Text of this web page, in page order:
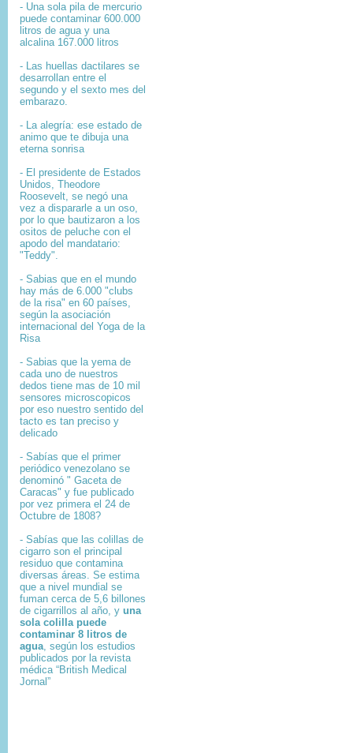
- Una sola pila de mercurio
puede contaminar 600.000
litros de agua y una
alcalina 167.000 litros
- Las huellas dactilares se
desarrollan entre el
segundo y el sexto mes del
embarazo.
- La alegría: ese estado de
animo que te dibuja una
eterna sonrisa
- El presidente de Estados
Unidos, Theodore
Roosevelt, se negó una
vez a dispararle a un oso,
por lo que bautizaron a los
ositos de peluche con el
apodo del mandatario:
"Teddy".
- Sabias que en el mundo
hay más de 6.000 "clubs
de la risa" en 60 países,
según la asociación
internacional del Yoga de la
Risa
- Sabias que la yema de
cada uno de nuestros
dedos tiene mas de 10 mil
sensores microscopicos
por eso nuestro sentido del
tacto es tan preciso y
delicado
- Sabías que el primer
periódico venezolano se
denominó " Gaceta de
Caracas" y fue publicado
por vez primera el 24 de
Octubre de 1808?
- Sabías que l as colillas de
cigarro son el principal
residuo que contamina
diversas áreas. Se estima
que a nivel mundial se
fuman cerca de 5,6 billones
de cigarrillos al año, y una
sola colilla puede
contaminar 8 litros de
agua, según los estudios
publicados por la revista
médica “British Medical
Jornal”